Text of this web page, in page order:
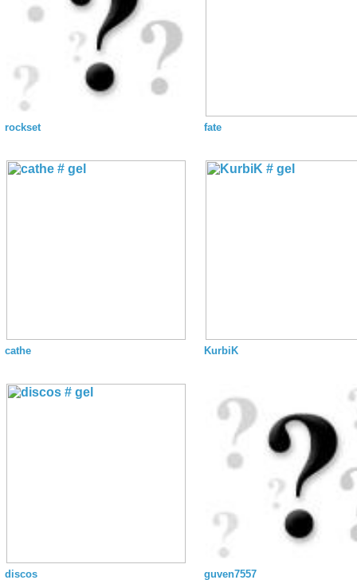
rockset fate
cathe KurbiK
discos guven7557